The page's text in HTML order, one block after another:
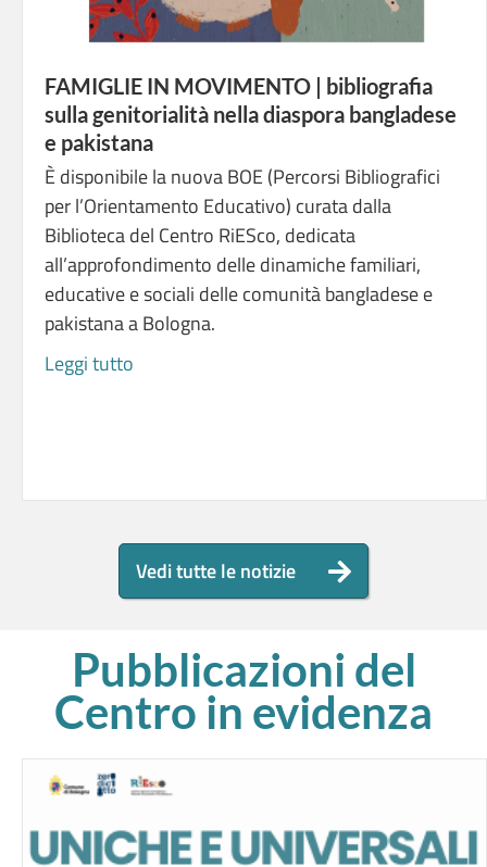
FAMIGLIE IN MOVIMENTO | bibliografia
sulla genitorialità nella diaspora bangladese
e pakistana
È disponibile la nuova BOE (Percorsi Bibliografici
per l’Orientamento Educativo) curata dalla
Biblioteca del Centro RiESco, dedicata
all’approfondimento delle dinamiche familiari,
educative e sociali delle comunità bangladese e
Vedi tutte le notizie
Pubblicazioni del
Centro in evidenza